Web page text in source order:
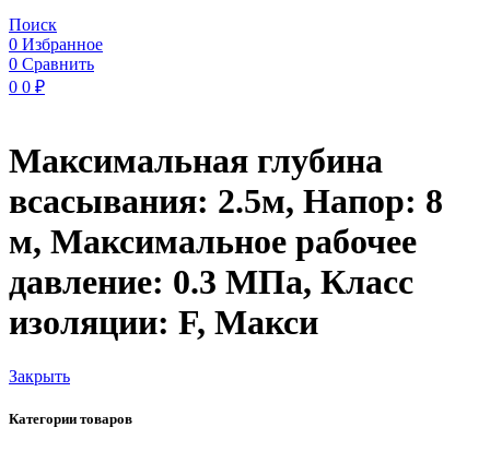
Поиск
0 Избранное
0 Сравнить
0 0 ₽
Максимальная глубина
всасывания: 2.5м, Напор: 8
м, Максимальное рабочее
давление: 0.3 МПа, Класс
изоляции: F, Макси
Закрыть
Категории товаров